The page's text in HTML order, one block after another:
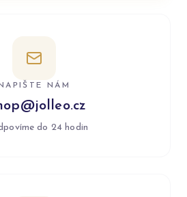
NÁM
do 24 hodin